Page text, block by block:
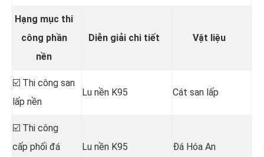
Hạng mục thi
công phần
nền
Diễn giải chi tiết Vật liệu
☑️ Thi công san
lấp nền
Lu nền K95 Cát san lấp
☑️ Thi công
cấp phối đá
Lu nền K95 Đá Hóa An